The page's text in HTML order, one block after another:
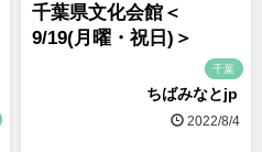
千葉県文化会館＜
9/19(月曜・祝日)＞
千葉
ちばみなとjp
2022/8/4